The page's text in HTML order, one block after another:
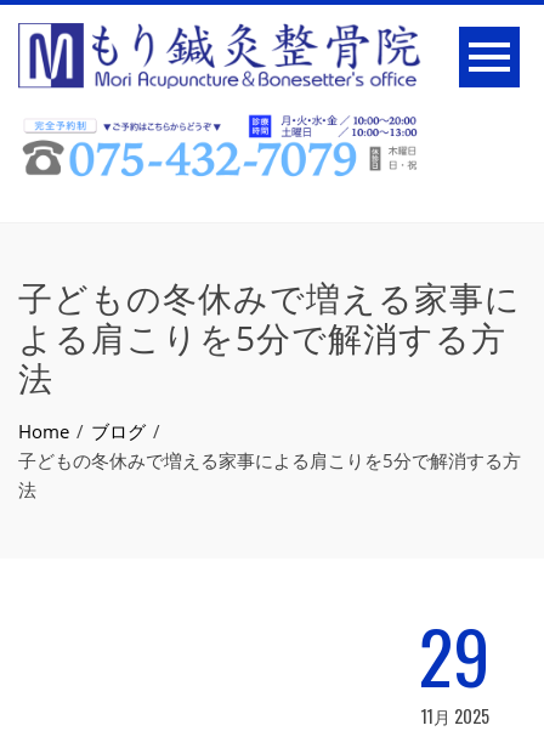
子どもの冬休みで増える家事に
よる肩こりを5分で解消する方
法
Home
ブログ
子どもの冬休みで増える家事による肩こりを5分で解消する方
法
29
11月 2025